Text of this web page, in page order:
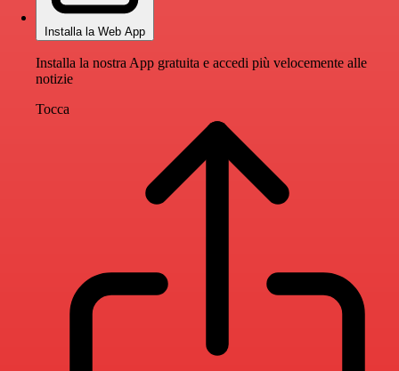
Installa la Web App
Installa la nostra App gratuita e accedi più velocemente alle
notizie
Tocca